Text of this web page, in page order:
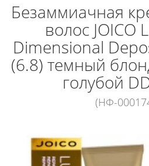
Безаммиачная
волос JOICO
Dimensional
(6.8) темный
голубой
(НФ-